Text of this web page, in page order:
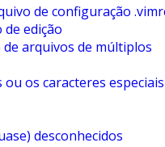
de configuração
edição
arquivos de múltiplos
os caracteres
desconhecidos